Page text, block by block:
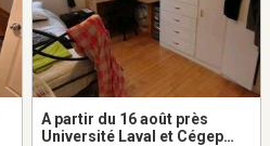
A partir du 16 août près
Université Laval et Cégep